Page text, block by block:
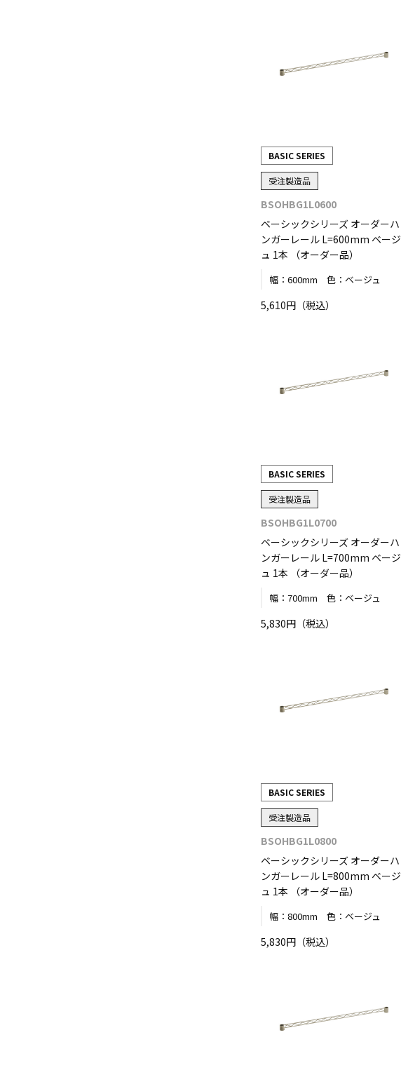
BASIC SERIES
受注製造品
BSOHBG1L0600
ベーシックシリーズ オーダーハ
ンガーレール L=600mm ベージ
ュ 1本 （オーダー品）
幅： 600mm 色： ベージュ
5,610円（税込）
BASIC SERIES
受注製造品
BSOHBG1L0700
ベーシックシリーズ オーダーハ
ンガーレール L=700mm ベージ
ュ 1本 （オーダー品）
幅： 700mm 色： ベージュ
5,830円（税込）
BASIC SERIES
受注製造品
BSOHBG1L0800
ベーシックシリーズ オーダーハ
ンガーレール L=800mm ベージ
ュ 1本 （オーダー品）
幅： 800mm 色： ベージュ
5,830円（税込）